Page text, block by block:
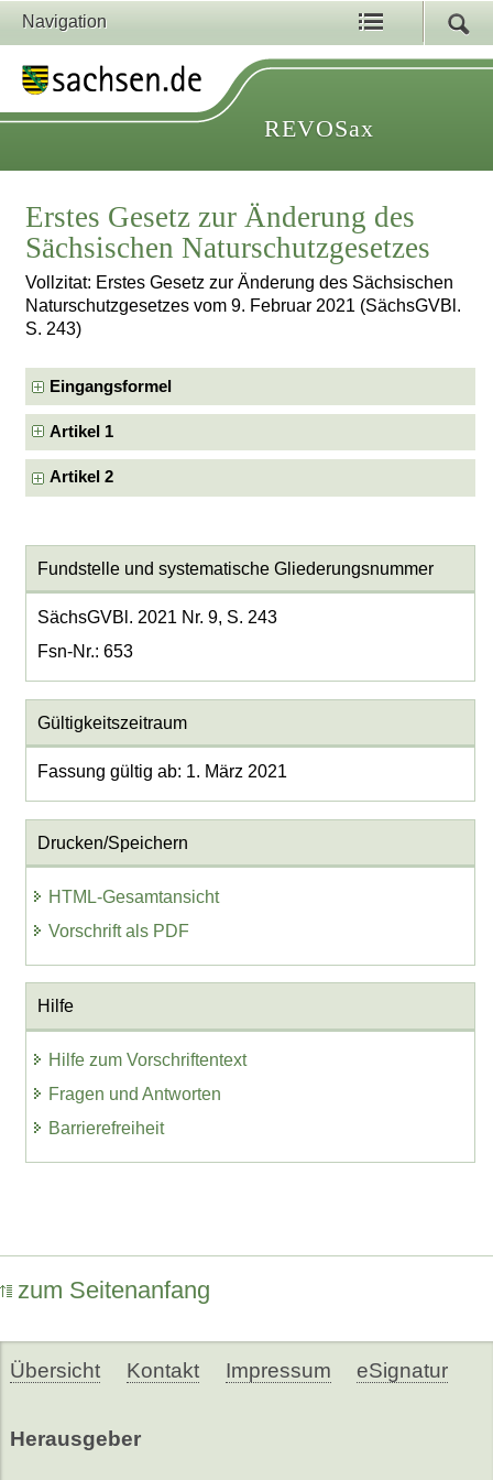
Navigation
REVOSax
Erstes Gesetz zur Änderung des
Sächsischen Naturschutzgesetzes
Vollzitat: Erstes Gesetz zur Änderung des Sächsischen
Naturschutzgesetzes vom 9. Februar 2021 (SächsGVBl.
S. 243)
Eingangsformel
Artikel 1
Artikel 2
Fundstelle und systematische Gliederungsnummer
SächsGVBl. 2021 Nr. 9, S. 243
Fsn-Nr.: 653
Gültigkeitszeitraum
Fassung gültig ab: 1. März 2021
Drucken/Speichern
HTML-Gesamtansicht
Vorschrift als PDF
Hilfe
Hilfe zum Vorschriftentext
Fragen und Antworten
Barrierefreiheit
zum Seitenanfang
Übersicht Kontakt Impressum eSignatur
Herausgeber